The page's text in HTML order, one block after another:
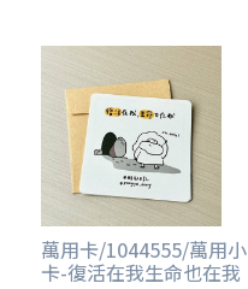
萬用卡/1044555/萬用小
卡-復活在我生命也在我